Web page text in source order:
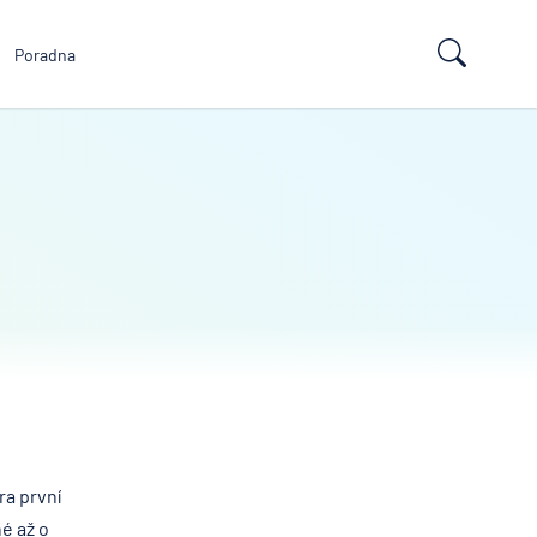
Poradna
první
až o